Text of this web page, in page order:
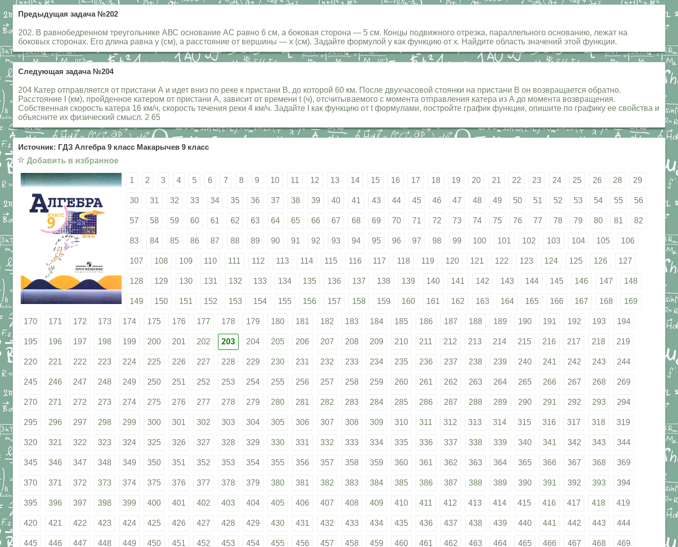
Предыдущая задача №202
202. В равнобедренном треугольнике АВС основание АС равно 6 см, а боковая сторона — 5 см. Концы подвижного отрезка, параллельного основанию, лежат на
боковых сторонах. Его длина равна у (см), а расстояние от вершины — х (см). Задайте формулой у как функцию от х. Найдите область значений этой функции.
Следующая задача №204
204 Катер отправляется от пристани А и идет вниз по реке к пристани В, до которой 60 км. После двухчасовой стоянки на пристани В он возвращается обратно.
Расстояние I (км), пройденное катером от пристани А, зависит от времени t (ч), отсчитываемого с момента отправления катера из А до момента возвращения.
Собственная скорость катера 16 км/ч, скорость течения реки 4 км/ч. Задайте I как функцию от t формулами, постройте график функции, опишите по графику ее свойства и
объясните их физический смысл. 2 65
Источник: ГДЗ Алгебра 9 класс Макарычев 9 класс
☆ Добавить в избранное
1 2 3 4 5 6 7 8 9 10 11 12 13 14 15 16 17 18 19 20 21 22 23 24 25 26 28 29
30 31 32 33 34 35 36 37 38 39 40 41 43 44 45 46 47 48 49 50 51 52 53 54 55 56
57 58 59 60 61 62 63 64 65 66 67 68 69 70 71 72 73 74 75 76 77 78 79 80 81 82
83 84 85 86 87 88 89 90 91 92 93 94 95 96 97 98 99 100 101 102 103 104 105 106
107 108 109 110 111 112 113 114 115 116 117 118 119 120 121 122 123 124 125 126 127
128 129 130 131 132 133 134 135 136 137 138 139 140 141 142 143 144 145 146 147 148
149 150 151 152 153 154 155 156 157 158 159 160 161 162 163 164 165 166 167 168 169
170 171 172 173 174 175 176 177 178 179 180 181 182 183 184 185 186 187 188 189 190 191 192 193 194
195 196 197 198 199 200 201 202 203 204 205 206 207 208 209 210 211 212 213 214 215 216 217 218 219
220 221 222 223 224 225 226 227 228 229 230 231 232 233 234 235 236 237 238 239 240 241 242 243 244
245 246 247 248 249 250 251 252 253 254 255 256 257 258 259 260 261 262 263 264 265 266 267 268 269
270 271 272 273 274 275 276 277 278 279 280 281 282 283 284 285 286 287 288 289 290 291 292 293 294
295 296 297 298 299 300 301 302 303 304 305 306 307 308 309 310 311 312 313 314 315 316 317 318 319
320 321 322 323 324 325 326 327 328 329 330 331 332 333 334 335 336 337 338 339 340 341 342 343 344
345 346 347 348 349 350 351 352 353 354 355 356 357 358 359 360 361 362 363 364 365 366 367 368 369
370 371 372 373 374 375 376 377 378 379 380 381 382 383 384 385 386 387 388 389 390 391 392 393 394
395 396 397 398 399 400 401 402 403 404 405 406 407 408 409 410 411 412 413 414 415 416 417 418 419
420 421 422 423 424 425 426 427 428 429 430 431 432 433 434 435 436 437 438 439 440 441 442 443 444
445 446 447 448 449 450 451 452 453 454 455 456 457 458 459 460 461 462 463 464 465 466 467 468 469